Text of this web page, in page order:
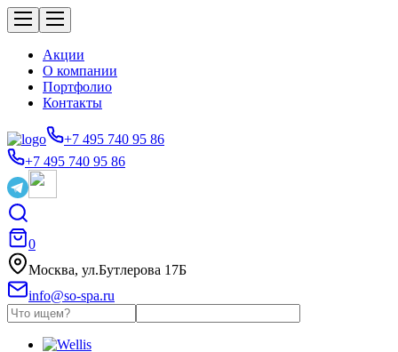
Акции
О компании
Портфолио
Контакты
+7 495 740 95 86
+7 495 740 95 86
0
Москва, ул.Бутлерова 17Б
info@so-spa.ru